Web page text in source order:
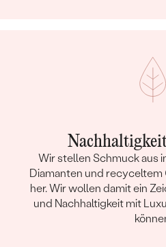
Wir stellen Schmuck aus
Diamanten und recyceltem
her. Wir wollen damit ein
und Nachhaltigkeit mit